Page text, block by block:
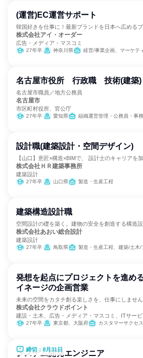
(運営)EC運営サポート
韓国好きを仕事に！最新ブランドを日本へ広める
株式会社アイ・オーダー
広告・メディア・マスコミ
27年卒 神奈川県 経営/事業企画、マーケテ
名古屋市役所 行政職 技術(建築)
名古屋市職員／地方公務員
名古屋市
市区町村役所、官公庁
27年卒 愛知県 組織運営管理・公務員・事務系
設計職(建築設計・空間デザイン)
【山口】意匠×構造×BIMで、 設計士のキャリアを加
株式会社ＨＲ建築事務所
建築設計
27年卒 山口県 製造・生産工程
建築構造設計職
空間設計の礎を築く。建物の安全を創造する構造設
株式会社あおい総合設計
建築設計
27年卒 鳥取県 製造・生産工程、建築/土木/
発想を起点にプロジェクトを進め
イネージの企画営業
未来の空間をカタチ創る楽しさを、仕事にしません
株式会社クラウドポイント
建設・土木、広告・メディア・マスコミ、ITサービ
27年卒 東京都、大阪府 カスタマーサクセス、営業、
締切：8月31日
システム開発エンジニア